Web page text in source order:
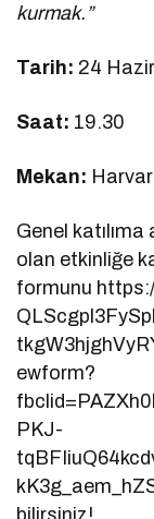
kurmak.”
Tarih: 24
Saat: 19.30
Mekan:
Genel katılıma
olan etkinliğe
formunu
ewform?
PKJ-
bilirsiniz!